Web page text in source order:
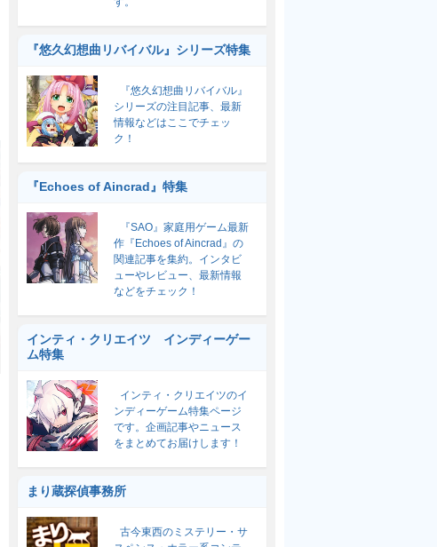
『悠久幻想曲リバイバル』シリーズ特集
『悠久幻想曲リバイバル』
シリーズの注目記事、最新
情報などはここでチェッ
ク！
『Echoes of Aincrad』特集
『SAO』家庭用ゲーム最新
作『Echoes of Aincrad』の
関連記事を集約。インタビ
ューやレビュー、最新情報
などをチェック！
インティ・クリエイツ インディーゲー
ム特集
インティ・クリエイツのイ
ンディーゲーム特集ページ
です。企画記事やニュース
をまとめてお届けします！
まり蔵探偵事務所
古今東西のミステリー・サ